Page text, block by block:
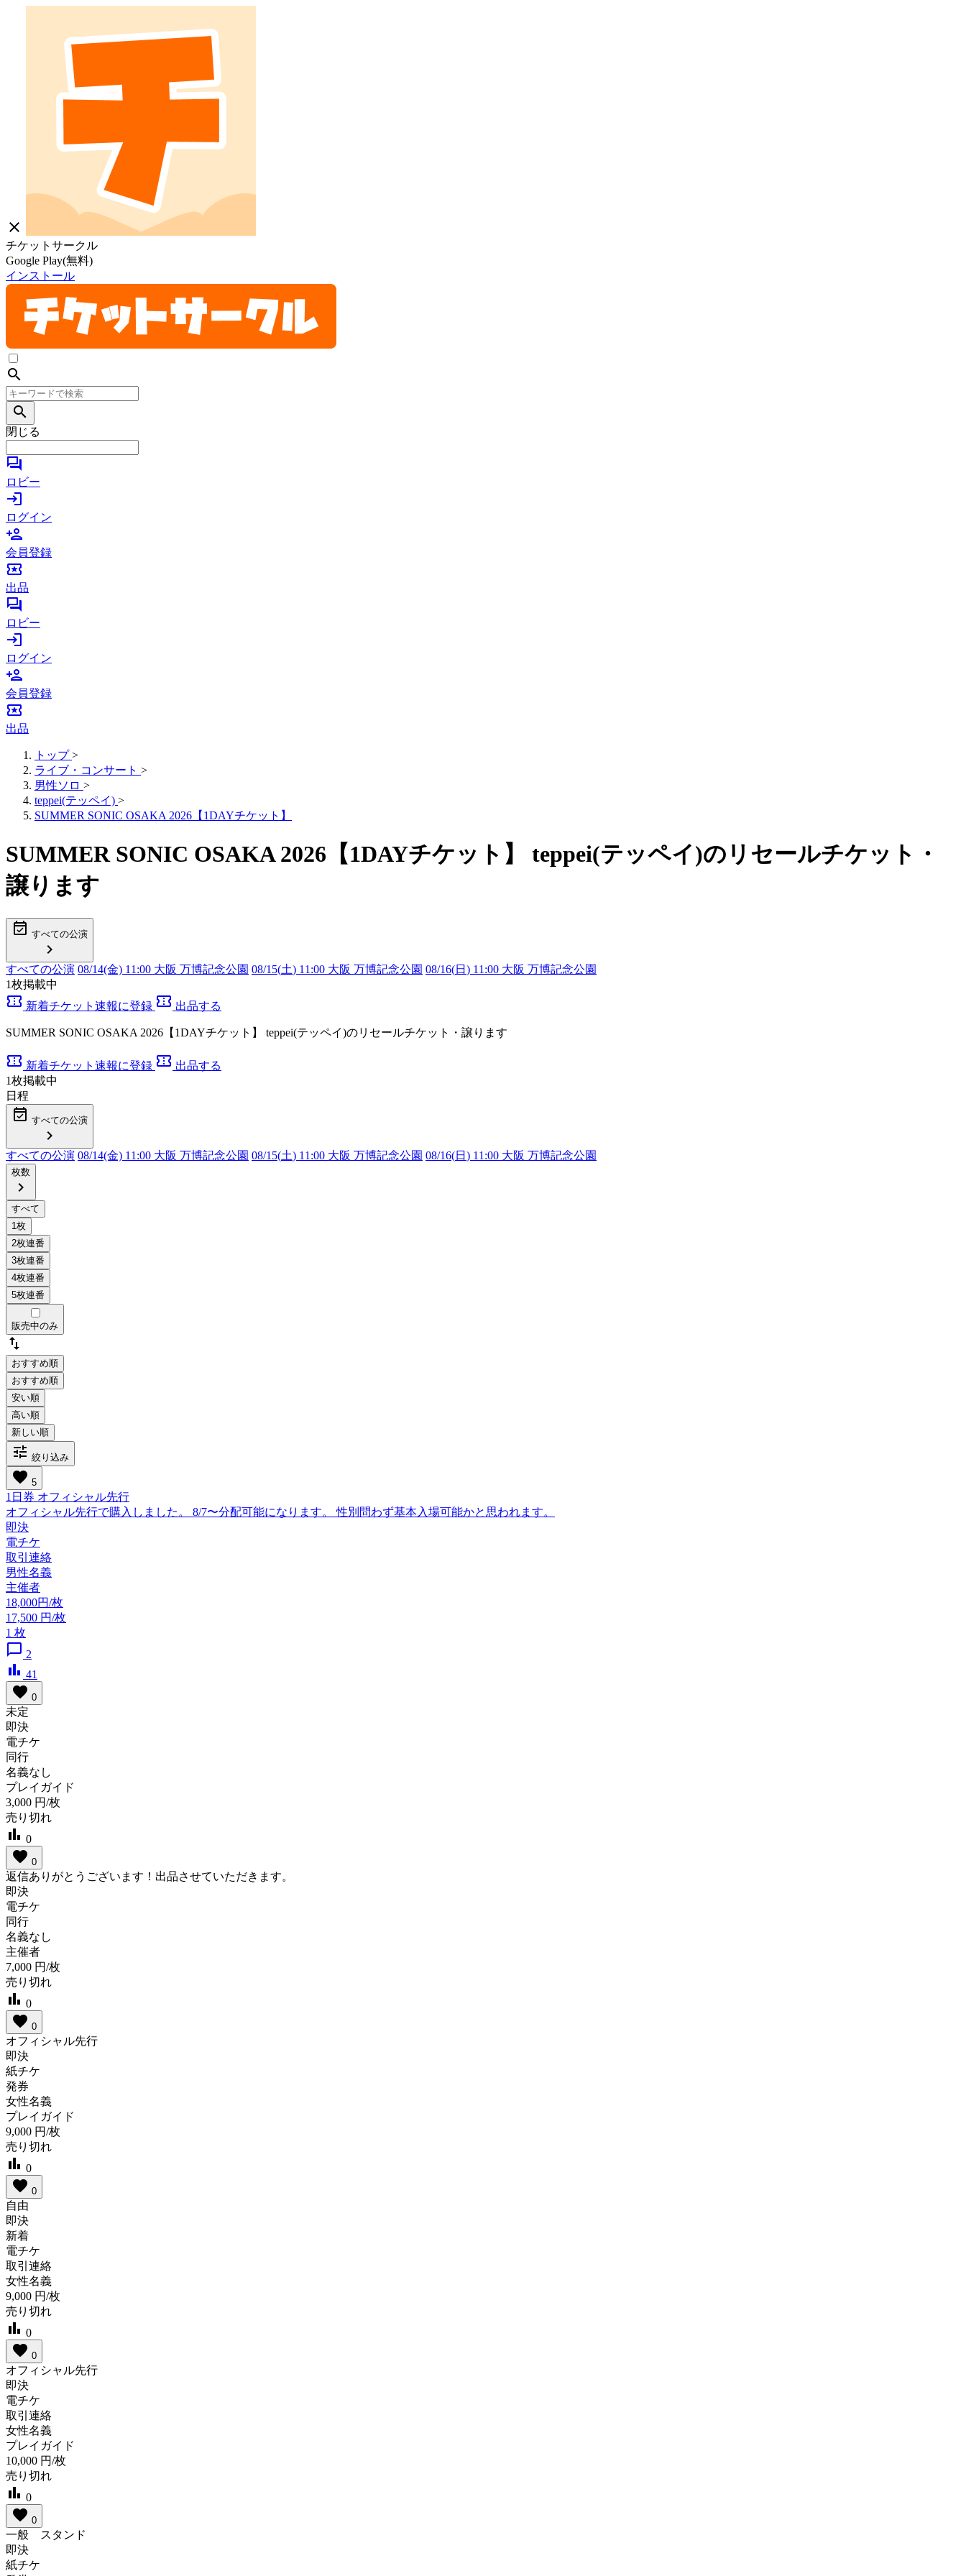
close
チケットサークル
Google Play(無料)
インストール
search
search
閉じる
forum
ロビー
login
ログイン
person_add
会員登録
local_activity
出品
forum
ロビー
login
ログイン
person_add
会員登録
local_activity
出品
トップ >
ライブ・コンサート >
男性ソロ >
teppei(テッペイ) >
SUMMER SONIC OSAKA 2026【1DAYチケット】
SUMMER SONIC OSAKA 2026【1DAYチケット】 teppei(テッペイ)のリセールチケット・
譲ります
event_available すべての公演
chevron_right
すべての公演 08/14(金) 11:00 大阪 万博記念公園 08/15(土) 11:00 大阪 万博記念公園 08/16(日 ) 11:00 大阪 万博記念公園
1枚掲載中
confirmation_number 新着チケット速報に登録 confirmation_number 出品する
SUMMER SONIC OSAKA 2026【1DAYチケット】 teppei(テッペイ)のリセールチケット・譲ります
confirmation_number 新着チケット速報に登録 confirmation_number 出品する
1枚掲載中
日程
event_available すべての公演
chevron_right
すべての公演 08/14(金) 11:00 大阪 万博記念公園 08/15(土) 11:00 大阪 万博記念公園 08/16(日 ) 11:00 大阪 万博記念公園
枚数
chevron_right
販売中のみ
swap_vert
おすすめ順
tune 絞り込み
favorite 5
1日券 オフィシャル先行
オフィシャル先行で購入しました。 8/7〜分配可能になります。 性別問わず基本入場可能かと思われます。
即決
電チケ
取引連絡
男性名義
主催者
18,000円/枚
17,500 円/枚
1 枚
chat_bubble_outline 2
bar_chart 41
favorite 0
未定
即決
電チケ
同行
名義なし
プレイガイド
3,000 円/枚
売り切れ
bar_chart 0
favorite 0
返信ありがとうございます！出品させていただきます。
即決
電チケ
同行
名義なし
主催者
7,000 円/枚
売り切れ
bar_chart 0
favorite 0
オフィシャル先行
即決
紙チケ
発券
女性名義
プレイガイド
9,000 円/枚
売り切れ
bar_chart 0
favorite 0
自由
即決
新着
電チケ
取引連絡
女性名義
9,000 円/枚
売り切れ
bar_chart 0
favorite 0
オフィシャル先行
即決
電チケ
取引連絡
女性名義
プレイガイド
10,000 円/枚
売り切れ
bar_chart 0
favorite 0
一般 スタンド
即決
紙チケ